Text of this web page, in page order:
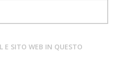
E SITO WEB IN QUESTO